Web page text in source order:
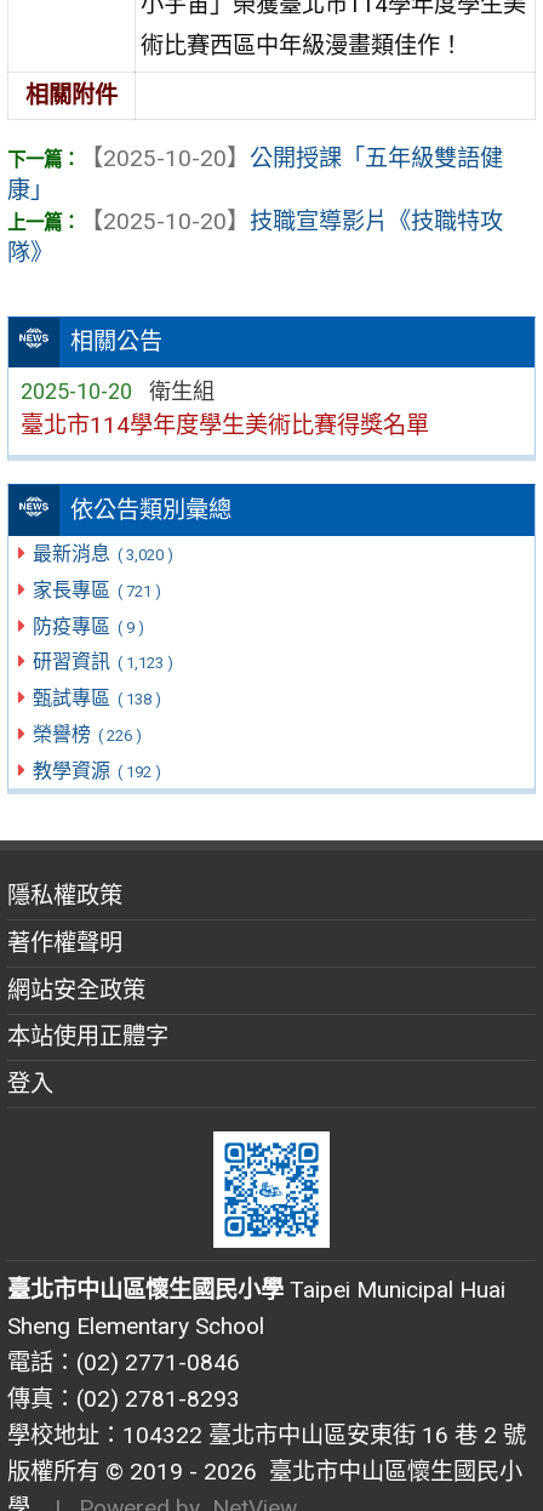
相關公告
2025-10-20 衛生組
臺北市114學年度學生美術比賽得獎名單
依公告類別彙總
最新消息 ( 3,020 )
家長專區 ( 721 )
防疫專區 ( 9 )
研習資訊 ( 1,123 )
甄試專區 ( 138 )
榮譽榜 ( 226 )
教學資源 ( 192 )
術比賽西區中年級漫畫類佳作！
相關附件
【2025-10-20】 公開授課「五年級雙語健
康」
【2025-10-20】 技職宣導影片《技職特攻
隊》
隱私權政策
著作權聲明
網站安全政策
本站使用正體字
登入
臺北市中山區懷生國民小學 Taipei Municipal Huai
Sheng Elementary School
電話：(02) 2771-0846
傳真：(02) 2781-8293
學校地址：104322 臺北市中山區安東街 16 巷 2 號
版權所有 © 2019 - 2026 臺北市中山區懷生國民小